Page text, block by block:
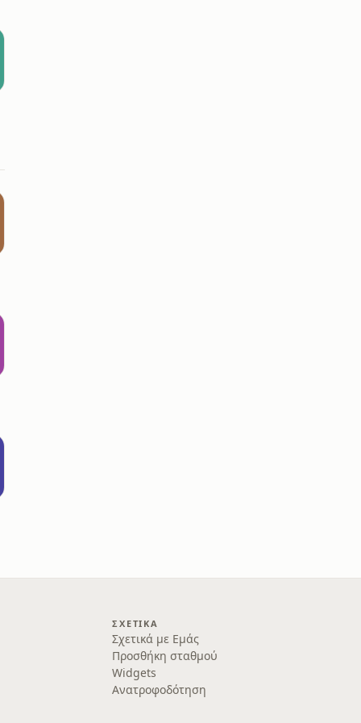
ΣΧΕΤΙΚΆ
Σχετικά με Εμάς
Προσθήκη σταθμού
Widgets
Ανατροφοδότηση